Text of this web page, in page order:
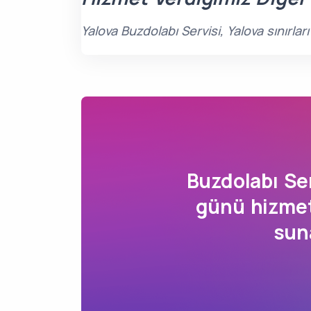
Yalova Buzdolabı Servisi, Yalova
Buzdolabı
günü